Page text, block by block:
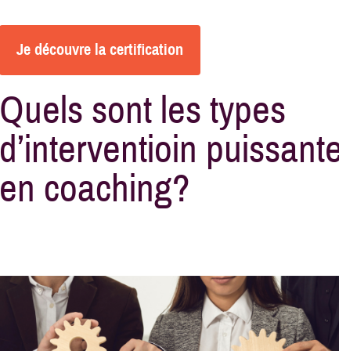
Je découvre la certification
Quels sont les types
d’interventioin
en coaching?